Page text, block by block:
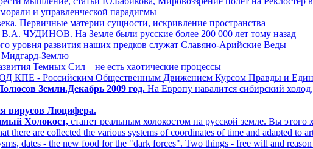
и управленческой парадигмы
Первичные материи сущности, искривление пространства
ЧУДИНОВ. На Земле были русские более 200 000 лет тому назад
уровня развития наших предков служат Славяно-Арийские Веды
Землю
Темных Сил – не есть хаотические процессы
КПЕ - Российским Общественным Движением Курсом Правды и
Земли.Декабрь 2009 год. На Европу навалится сибирский
вирусов Люцифера.
Холокост, станет реальным холокостом на русской земле. Вы этого
there are collected the various systems of coordinates of time and adapted to
dates - the new food for the "dark forces". Two things - free will and